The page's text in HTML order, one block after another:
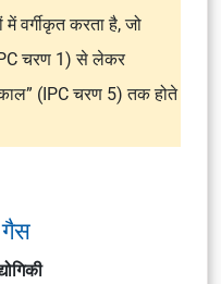
में वर्गीकृत करता है, जो
चरण 1) से लेकर
(IPC चरण 5) तक होते
गैस